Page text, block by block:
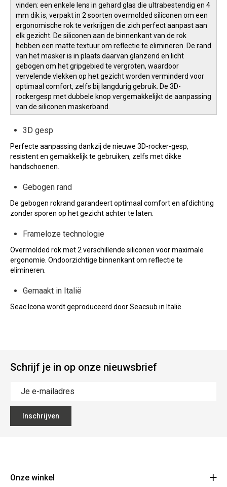
vinden: een enkele lens in gehard glas die ultrabestendig en 4
mm dik is, verpakt in 2 soorten overmolded siliconen om een ​​
ergonomische rok te verkrijgen die zich perfect aanpast aan
elk gezicht. De siliconen aan de binnenkant van de rok
hebben een matte textuur om reflectie te elimineren. De rand
van het masker is in plaats daarvan glanzend en licht
gebogen om het gripgebied te vergroten, waardoor
vervelende vlekken op het gezicht worden verminderd voor
optimaal comfort, zelfs bij langdurig gebruik. De 3D-
rockergesp met dubbele knop vergemakkelijkt de aanpassing
van de siliconen maskerband.
3D gesp
Perfecte aanpassing dankzij de nieuwe 3D-rocker-gesp,
resistent en gemakkelijk te gebruiken, zelfs met dikke
handschoenen.
Gebogen rand
De gebogen rokrand garandeert optimaal comfort en afdichting
zonder sporen op het gezicht achter te laten.
Frameloze technologie
Overmolded rok met 2 verschillende siliconen voor maximale
ergonomie. Ondoorzichtige binnenkant om reflectie te
elimineren.
Gemaakt in Italië
Seac Icona wordt geproduceerd door Seacsub in Italië.
Schrijf je in op onze nieuwsbrief
Inschrijven
Onze winkel